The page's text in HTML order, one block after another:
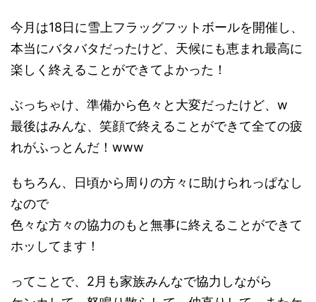
今月は18日に雪上フラッグフットボールを開催し、
本当にバタバタだったけど、天候にも恵まれ最高に
楽しく終えることができてよかった！
ぶっちゃけ、準備から色々と大変だったけど、w
最後はみんな、笑顔で終えることができて全ての疲
れがふっとんだ！www
もちろん、日頃から周りの方々に助けられっぱなし
なので
色々な方々の協力のもと無事に終えることができて
ホッしてます！
ってことで、2月も家族みんなで協力しながら